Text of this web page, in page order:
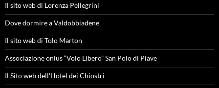
Il sito web di Lorenza Pellegrini
Dove dormire a Valdobbiadene
Il sito web di Tolo Marton
Associazione onlus “Volo Libero” San Polo di Piave
Il Sito web dell'Hotel dei Chiostri